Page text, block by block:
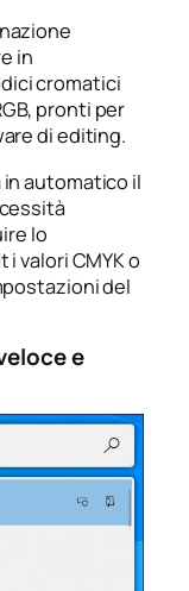
in
cromatici
pronti per
di editing.
automatico il
lo
valori CMYK o
del
e